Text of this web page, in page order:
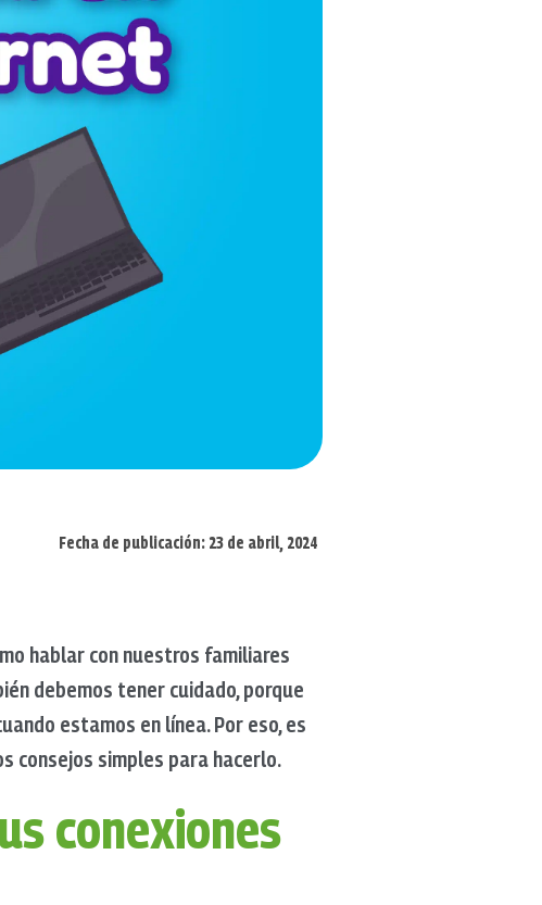
Fecha de publicación: 23 de abril, 2024
hablar con nuestros familiares
debemos tener cuidado, porque
estamos en línea. Por eso, es
consejos simples para hacerlo.
conexiones